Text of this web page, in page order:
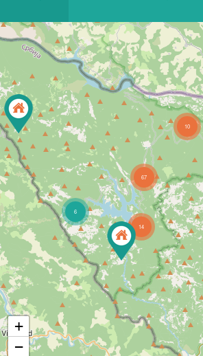
6
10
14
67
+
−